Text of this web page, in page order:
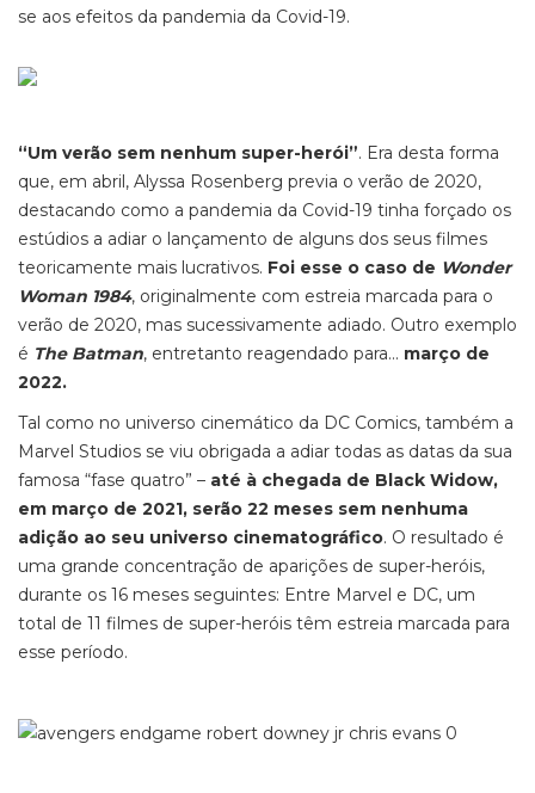
se aos efeitos da pandemia da Covid-19.
“Um verão sem nenhum super-herói”. Era desta forma
que, em abril, Alyssa Rosenberg previa o verão de 2020,
destacando como a pandemia da Covid-19 tinha forçado os
estúdios a adiar o lançamento de alguns dos seus filmes
teoricamente mais lucrativos. Foi esse o caso de Wonder
Woman 1984, originalmente com estreia marcada para o
verão de 2020, mas sucessivamente adiado. Outro exemplo
é The Batman, entretanto reagendado para... março de
2022.
Tal como no universo cinemático da DC Comics, também a
Marvel Studios se viu obrigada a adiar todas as datas da sua
famosa “fase quatro” – até à chegada de Black Widow,
em março de 2021, serão 22 meses sem nenhuma
adição ao seu universo cinematográfico. O resultado é
uma grande concentração de aparições de super-heróis,
durante os 16 meses seguintes: Entre Marvel e DC, um
total de 11 filmes de super-heróis têm estreia marcada para
esse período.